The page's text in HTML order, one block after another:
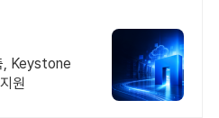
, Keystone
원